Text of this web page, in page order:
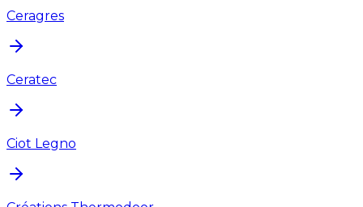
Ceragres
Ceratec
Ciot Legno